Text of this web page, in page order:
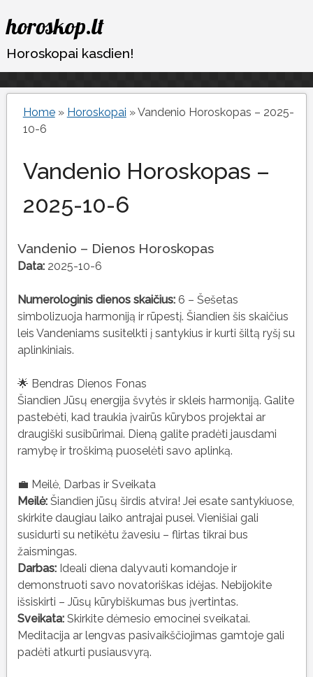
Eiti
prie
turinio
horoskop.lt
Horoskopai kasdien!
Home» Horoskopai »Vandenio Horoskopas – 2025-
10-6
Vandenio Horoskopas –
2025-10-6
Vandenio – Dienos Horoskopas
Data:2025-10-6
Numerologinis dienos skaičius:6 – Šešetas
simbolizuoja harmoniją ir rūpestį. Šiandien šis skaičius
leis Vandeniams susitelkti į santykius ir kurti šiltą ryšį su
aplinkiniais.
🌟 Bendras Dienos Fonas
Šiandien Jūsų energija švytės ir skleis harmoniją. Galite
pastebėti, kad traukia įvairūs kūrybos projektai ar
draugiški susibūrimai. Dieną galite pradėti jausdami
ramybę ir troškimą puoselėti savo aplinką.
💼 Meilė, Darbas ir Sveikata
Meilė:Šiandien jūsų širdis atvira! Jei esate santykiuose,
skirkite daugiau laiko antrajai pusei. Vienišiai gali
susidurti su netikėtu žavesiu – flirtas tikrai bus
žaismingas.
Darbas:Ideali diena dalyvauti komandoje ir
demonstruoti savo novatoriškas idėjas. Nebijokite
išsiskirti – Jūsų kūrybiškumas bus įvertintas.
Sveikata:Skirkite dėmesio emocinei sveikatai.
Meditacija ar lengvas pasivaikščiojimas gamtoje gali
padėti atkurti pusiausvyrą.